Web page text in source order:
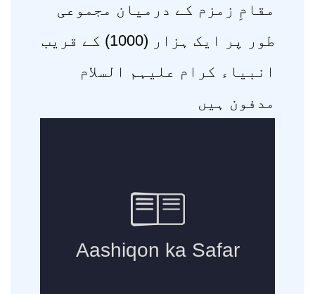
مقامِ زمزم کے درمیان مجموعی
طور پر ایک ہزار (1000) کے قریب
انبیاء کرام علیہم السلام
مدفون ہیں